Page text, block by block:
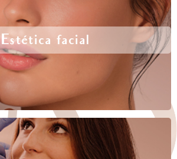
Estética facial